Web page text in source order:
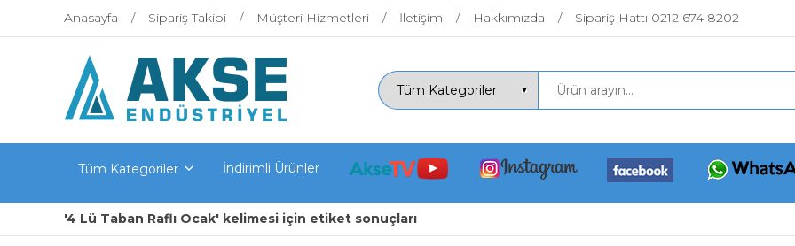
Anasayfa Sipariş Takibi Müşteri Hizmetleri İletişim Hakkımızda Sipariş Hattı 0212 674 8202
Tüm Kategoriler İndirimli Ürünler
'4 Lü Taban Raflı Ocak' kelimesi için etiket sonuçları